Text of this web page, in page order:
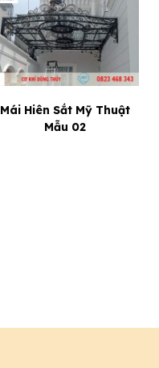
Mái Hiên Sắt Mỹ Thuật
Mẫu 02